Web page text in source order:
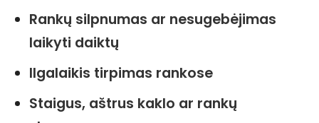
Rankų silpnumas ar nesugebėjimas
laikyti daiktų
Ilgalaikis tirpimas rankose
Staigus, aštrus kaklo ar rankų